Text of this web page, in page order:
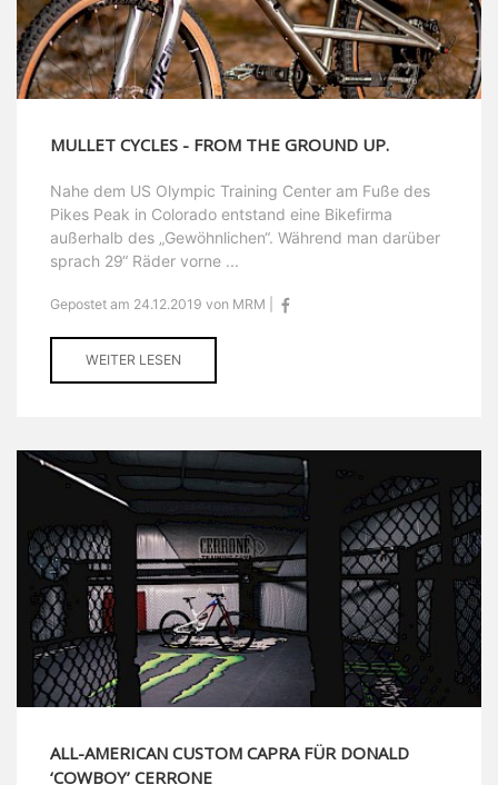
MULLET CYCLES - FROM THE GROUND UP.
Nahe dem US Olympic Training Center am Fuße des
Pikes Peak in Colorado entstand eine Bikefirma
außerhalb des „Gewöhnlichen“. Während man darüber
sprach 29“ Räder vorne ...
Gepostet am 24.12.2019 von MRM |
WEITER LESEN
ALL-AMERICAN CUSTOM CAPRA FÜR DONALD
‘COWBOY’ CERRONE